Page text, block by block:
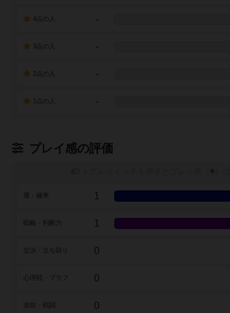
-
-
-
-
プレイ感の評価
※
1
戦略・判断力 1
0
0
0